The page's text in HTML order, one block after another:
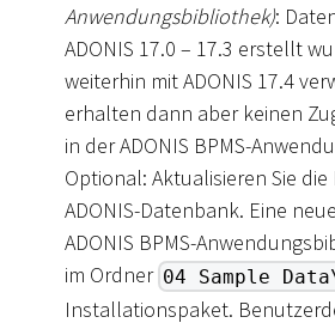
Anwendungsbibliothek):
ADONIS 17.0 – 17.3 erstellt
weiterhin mit ADONIS 17.4
erhalten dann aber keinen
in der ADONIS BPMS-
Optional: Aktualisieren Sie
ADONIS-Datenbank. Eine
ADONIS BPMS-
im Ordner 04 Sample
Installationspaket.